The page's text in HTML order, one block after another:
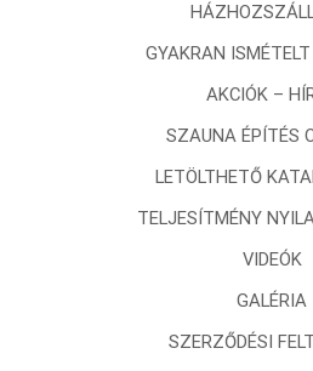
GYAKRAN ISMÉTELT
AKCIÓK –
SZAUNA ÉPÍTÉS
LETÖLTHETŐ
TELJESÍTMÉNY
VIDEÓK
GALÉRIA
SZERZŐDÉSI